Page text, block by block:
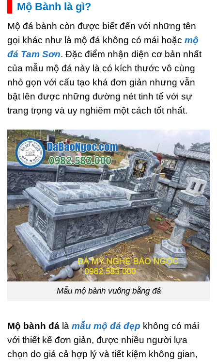
Mộ Bành là gì?
Mộ đá bành còn được biết đến với những tên
gọi khác như là mộ đá không có mái hoặc mộ
đá Tam Sơn. Đặc điểm nhận diện cơ bản nhất
của mẫu mộ đá này là có kích thước vô cùng
nhỏ gọn với cấu tạo khá đơn giản nhưng vẫn
bật lên được những đường nét tinh tế với sự
trang trọng và uy nghiêm một cách tốt nhất.
Mẫu mộ bành vuông bằng đá
Mộ bành đá là mẫu mộ đá đẹp không có mái
với thiết kế đơn giản, được nhiều người lựa
chọn do giá cả hợp lý và tiết kiệm không gian,